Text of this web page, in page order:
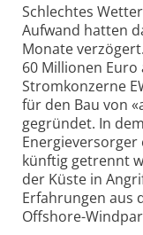
Schlechtes
Aufwand hatten
Monate
60 Millionen Euro
Stromkonzerne
für den Bau von
gegründet. In
Energieversorger
künftig getrennt
der Küste in
Erfahrungen aus
Offshore-